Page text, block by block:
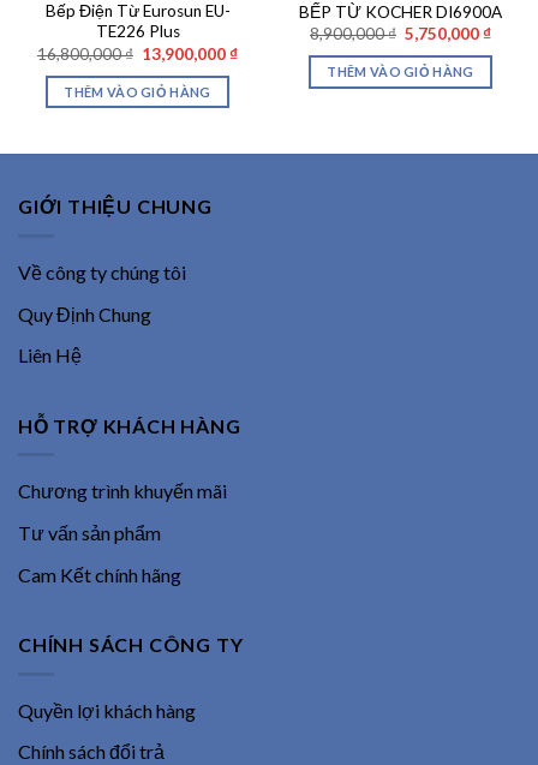
Bếp Điện Từ Eurosun EU-
TE226 Plus
16,800,000₫ Giá
gốc
là:
16,800,000 ₫.
13,900,000 ₫Giá
THÊM VÀO GIỎ HÀNG
BẾP TỪ KOCHER DI6900A
8,900,000₫ Giá
gốc
là:
8,900,000 ₫.
5,750,000 ₫Giá
THÊM VÀO GIỎ HÀNG
GIỚI THIỆU CHUNG
Về công ty chúng tôi
Quy Định Chung
Liên Hệ
HỖ TRỢ KHÁCH HÀNG
Chương trình khuyến mãi
Tư vấn sản phẩm
Cam Kết chính hãng
CHÍNH SÁCH CÔNG TY
Quyền lợi khách hàng
Chính sách đổi trả